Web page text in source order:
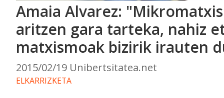
Amaia Alvarez:
aritzen gara tarteka, nahiz
matxismoak bizirik irauten
2015/02/19 Unibertsitatea.net
ELKARRIZKETA